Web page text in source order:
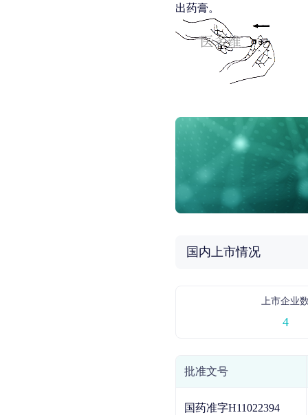
出药膏。
国内上市情况
上市企业
4
批准文号
国药准字H11022394